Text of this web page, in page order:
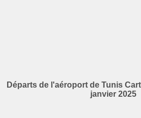
Départs de l'aéroport de Tunis
janvier 2025